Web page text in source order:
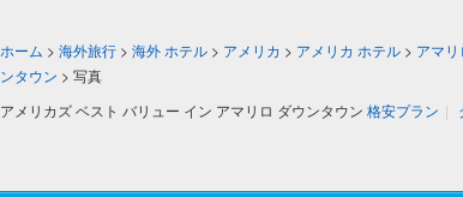
ホーム > 海外旅行 > 海外 ホテル > アメリカ > アメリカ ホテル > アマリ
ンタウン > 写真
アメリカズ ベスト バリュー イン アマリロ ダウンタウン 格安プラン |